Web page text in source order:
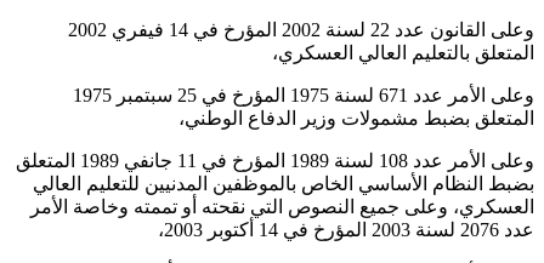
وعلى القانون عدد 22 لسنة 2002 المؤرخ في 14 فيفري 2002
المتعلق بالتعليم العالي العسكري،
وعلى الأمر عدد 671 لسنة 1975 المؤرخ في 25 سبتمبر 1975
المتعلق بضبط مشمولات وزير الدفاع الوطني،
وعلى الأمر عدد 108 لسنة 1989 المؤرخ في 11 جانفي 1989 المتعلق
بضبط النظام الأساسي الخاص بالموظفين المدنيين للتعليم العالي
العسكري، وعلى جميع النصوص التي نقحته أو تممته وخاصة الأمر
عدد 2076 لسنة 2003 المؤرخ في 14 أكتوبر 2003،